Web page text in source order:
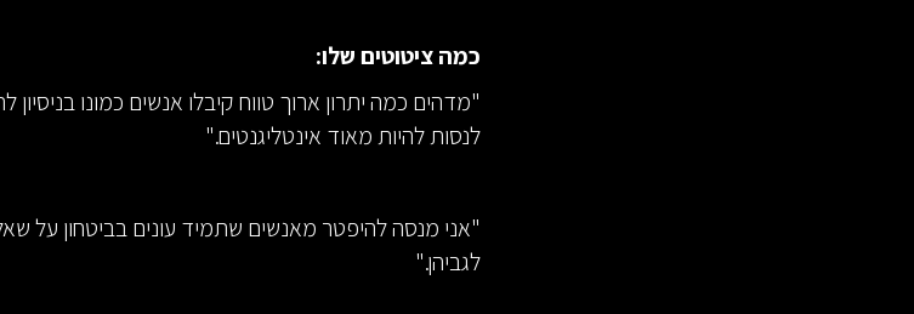
כמה ציטוטים שלו:
"מדהים כמה יתרון ארוך טווח קיבלו אנשים כמונו
לנסות להיות מאוד אינטליגנטים."
"אני מנסה להיפטר מאנשים שתמיד עונים בביטחון על
לגביהן."